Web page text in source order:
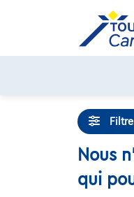
Nous
qui